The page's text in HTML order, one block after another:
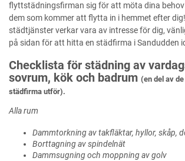
flyttstädningsfirman sig för att möta dina behov
dem som kommer att flytta in i hemmet efter
städtjänster verkar vara av intresse för dig,
på sidan för att hitta en städfirma i Sandudden
Checklista för städning av
sovrum, kök och badrum (en del av
städfirma utför).
Alla rum
Dammtorkning av takfläktar, hyllor, skåp,
Borttagning av spindelnät
Dammsugning och moppning av golv